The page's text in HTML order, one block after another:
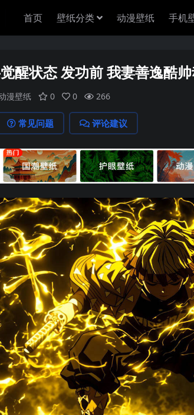
首页 壁纸分类 动漫壁纸 手机
醒状态 发功前 我妻善逸酷
漫壁纸 0 0 266
常见问题 评论建议